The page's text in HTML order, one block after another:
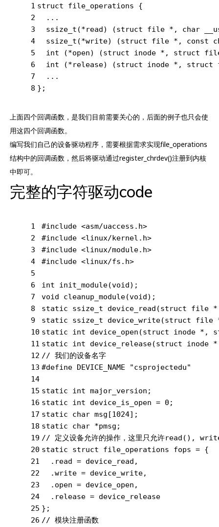
1
2
3
4
5
6
7
8
struct file_operations {
  ...
ssize_t (*read) (struct file *, char
ssize_t (*write) (struct file *, const
int (*open) (struct inode *, struct
int (*release) (struct inode *, struct
  ...
};
上面四个回调函数，是我们目前需要关心的，后面的例子也只会使
用这四个回调函数。
编写我们自己的设备驱动程序，需要根据需求实现file_operations
结构中的回调函数，然后将驱动通过register_chrdev()注册到内核
中即可。
完整的字符驱动code
1
2
3
4
5
6
7
8
9
10
11
12
13
14
15
16
17
18
19
20
21
22
23
24
25
26
#include <asm/uaccess.h>
#include <linux/kernel.h>
#include <linux/module.h>
#include <linux/fs.h>
int init_module(void ) ;
void
cleanup_module(void ) ;
static ssize_t device_read (struct file
static ssize_t device_write(struct file
static
int device_open (struct inode *,
static
int device_release(struct inode
// 我们的设备名字
#define DEVICE_NAME "csprojectedu"
static int major_version;
static
int device_is_open = 0 ;
static
char msg[1024];
static
char *pmsg;
// 定义设备允许的操作，这里只允许read(),
static
struct file_operations fops = {
  .read = device_read,
  .write = device_write,
  .open = device_open,
  .release = device_release
};
// 模块注册函数